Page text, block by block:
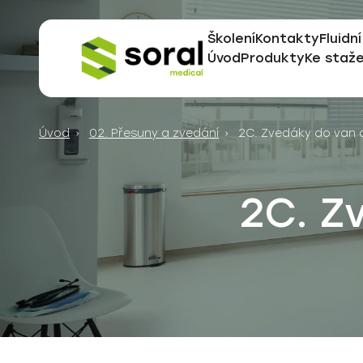
Specialisté
na
dodávky
do
zdravotnictví
1990
ÚvodProduktyKe
ŠkoleníKontakty
Úvod 02. Přesuny a zvedání 2C. Zvedáky do van
2C.